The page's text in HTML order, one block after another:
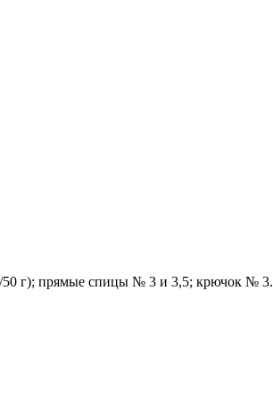
50 г); прямые спицы № 3 и 3,5; крючок № 3.